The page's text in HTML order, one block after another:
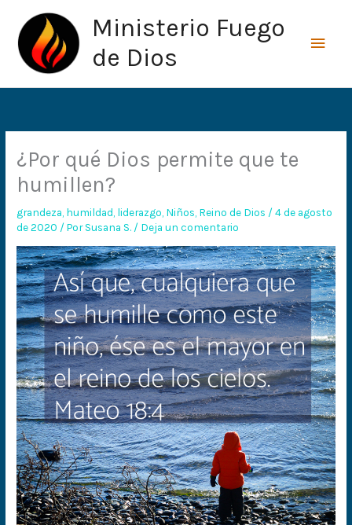
contenido
Ministerio Fuego
de Dios
¿Por qué Dios permite que te
humillen?
grandeza humildad liderazgo Niños Reino de Dios /4 de agosto
de 2020 / PorSusana S. / Deja un comentario